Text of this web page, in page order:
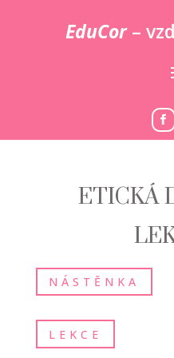
EduCor–
ETICKÁ
NÁSTĚNKA
LEKCE